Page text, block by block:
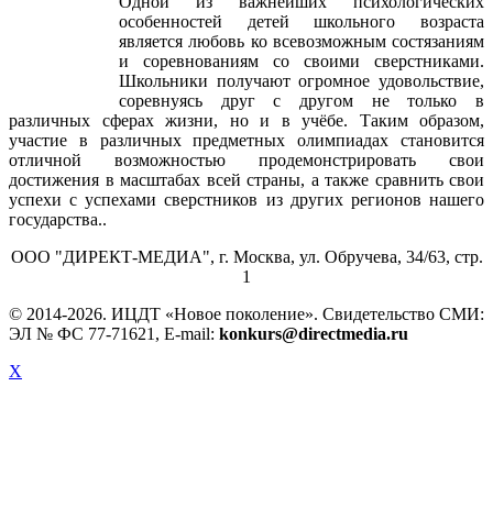
Одной из важнейших психологических
особенностей детей школьного возраста
является любовь ко всевозможным состязаниям
и соревнованиям со своими сверстниками.
Школьники получают огромное удовольствие,
соревнуясь друг с другом не только в
различных сферах жизни, но и в учёбе. Таким образом,
участие в различных предметных олимпиадах становится
отличной возможностью продемонстрировать свои
достижения в масштабах всей страны, а также сравнить свои
успехи с успехами сверстников из других регионов нашего
государства..
ООО "ДИРЕКТ-МЕДИА", г. Москва, ул. Обручева, 34/63, стр.
1
© 2014-2026. ИЦДТ «Новое поколение». Свидетельство СМИ:
ЭЛ № ФС 77-71621, E-mail: konkurs@directmedia.ru
X